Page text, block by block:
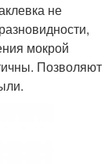
не
мокрой
Позволяют